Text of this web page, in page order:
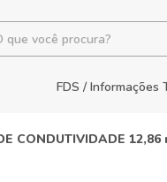
FDS / Informações
CONDUTIVIDADE 12,86